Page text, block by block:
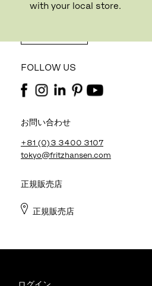
with your local store.
フリッツ・ハンセン ニュースレター
FOLLOW US
お問い合わせ
+81 (0)3 3400 3107
tokyo@fritzhansen.com
正規販売店
正規販売店
ログイン